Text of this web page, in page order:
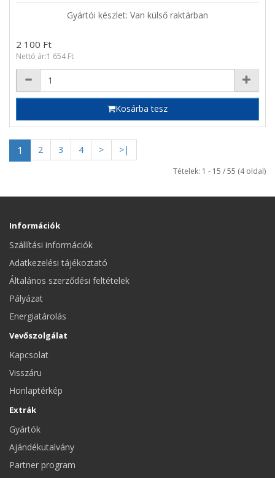
Gyártói készlet: Van külső raktárban
2 100 Ft
Nettó ár:1 654 Ft
Kosárba tesz
1 2 3 4 > >|
Tételek: 1 - 15 / 55 (4 oldal)
Információk
Szállítási információk
Adatkezelési tájékoztató
Általános szerződési feltételek
Pályázat
Energiatárolás
Vevőszolgálat
Kapcsolat
Visszáru
Honlaptérkép
Extrák
Gyártók
Ajándékutalvány
Partner program